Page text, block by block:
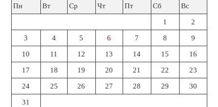
Пн
Вт Ср Чт Пт Сб Вс
1 2
3 4 5 6 7 8 9
10 11 12 13 14 15 16
17 18 19 20 21 22 23
24 25 26 27 28 29 30
31